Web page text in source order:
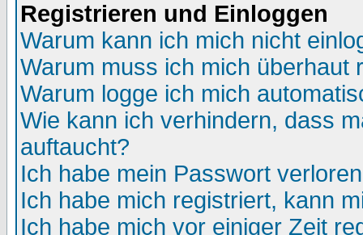
Registrieren und Einloggen
Warum kann ich mich nicht
Warum muss ich mich überhaut
Warum logge ich mich
Wie kann ich verhindern, dass
auftaucht?
Ich habe mein Passwort
Ich habe mich registriert, kann
Ich habe mich vor einiger Zeit